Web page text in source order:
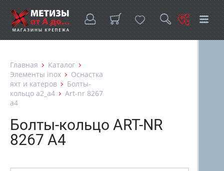
Главная
Каталог
Элементы inox
Оснастка
яхт и катеров
Болты-
кольцо а2_а4
Art-nr 8267
a4
Болты-кольцо ART-NR
8267 A4